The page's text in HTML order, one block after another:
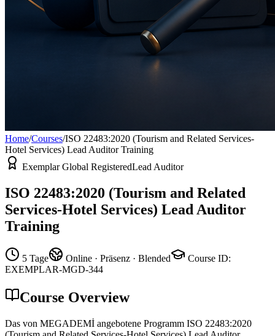
Home/Courses/ISO 22483:2020 (Tourism and Related Services-
Hotel Services) Lead Auditor Training
Exemplar Global RegisteredLead Auditor
ISO 22483:2020 (Tourism and Related
Services-Hotel Services) Lead Auditor
Training
5 Tage Online · Präsenz · Blended Course ID:
EXEMPLAR-MGD-344
Course Overview
Das von MEGADEMİ angebotene Programm ISO 22483:2020